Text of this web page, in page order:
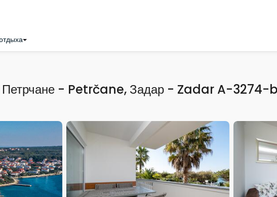
Петрчане - Petrčane, Задар - Zadar A-3274-b